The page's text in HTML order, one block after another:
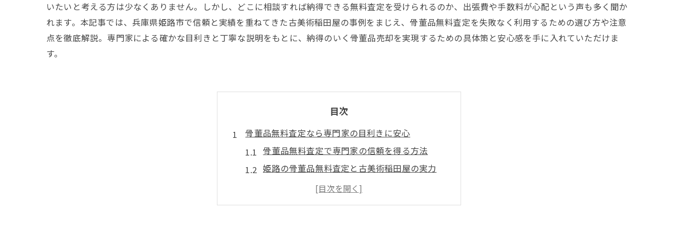
いたいと考える方は少なくありません。しかし、どこに相談すれば納得できる無料査定を受けられるのか、出張費や手数料が心配という声も多く聞か
れます。本記事では、兵庫県姫路市で信頼と実績を重ねてきた古美術稲田屋の事例をまじえ、骨董品無料査定を失敗なく利用するための選び方や注意
点を徹底解説。専門家による確かな目利きと丁寧な説明をもとに、納得のいく骨董品売却を実現するための具体策と安心感を手に入れていただけま
す。
目次
骨董品無料査定なら専門家の目利きに安心
骨董品無料査定で専門家の信頼を得る方法
姫路の骨董品無料査定と古美術稲田屋の実力
骨董品無料査定が選ばれる理由を徹底解説
骨董品無料査定で安心できるポイントとは